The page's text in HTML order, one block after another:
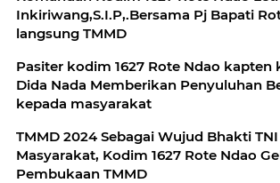
Inkiriwang,S.I.P,.Bersama Pj Bapati
langsung TMMD
Pasiter kodim 1627 Rote Ndao kapten kav.Agustinus
Dida Nada Memberikan Penyuluhan
kepada masyarakat
TMMD 2024 Sebagai Wujud Bhakti TNI Kepada
Masyarakat, Kodim 1627 Rote Ndao Gelar Upacara
Pembukaan TMMD